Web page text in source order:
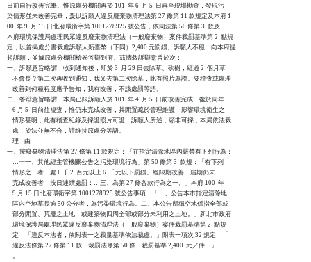
日前自行改善完畢。惟原處分機關再於 101  年 6  月 5  日再至現場勘查，發現污
染情形並未改善完畢，爰以訴願人違反廢棄物清理法第 27 條第 11 款規定及本府 1
00  年 9  月 15 日北府環衛字第 1001278925 號公告，依同法第 50 條第 3  款及
本府環境保護局處理民眾違反廢棄物清理法（一般廢棄物）案件裁罰基準第 2  點規
定，以首揭處分書裁處訴願人新臺幣（下同）2,400 元罰鍰。訴願人不服，向本府提
起訴願，並據原處分機關檢卷答辯到府。茲摘敘訴辯意旨於次：
一、訴願意旨略謂：收到通知後，即於 3  月 29 日去除草、砍樹，經過 2  個月草
    不會長？第二次再收到通知，我又去第二次除草，此有照片為證。要稽查或處理
    改善到何種程度應予告知，我有改善，不該處罰等語。
二、答辯意旨略謂：本局已限訴願人於 101  年 4  月 5  日前改善完成，復於同年
    6 月 5  日前往複查，惟仍未完成改善，其閒置疏於管理維護，影響環境衛生之
    情形甚明，此有稽查紀錄及採證照片可證，訴願人所述，顯非可採，本局依法裁
    處，於法並無不合，請維持原處分等語。
    理    由
一、按廢棄物清理法第 27 條第 11 款規定：「在指定清除地區內嚴禁有下列行為：
    …十一、其他經主管機關公告之污染環境行為」第 50 條第 3  款規：「有下列
    情形之一者，處 l  千 2  百元以上 6  千元以下罰鍰。經限期改善，屆期仍未
    完成改善者，按日連續處罰：…三、為第 27 條各款行為之一。」本府 100  年
    9 月 15 日北府環衛字第 1001278925 號公告事項：「一、公告本市指定清除地
    區內空地草長逾 50 公分者，為污染環境行為。二、本公告所稱空地係指全部或
    部分閒置、荒廢之土地，或建築物四周全部或部分未利用之土地。」新北市政府
    環境保護局處理民眾違反廢棄物清理法（一般廢棄物）案件裁罰基準第 2  點規
    定：「違反本法者，依附表一之裁量基準依法裁處。」附表一項次 32 規定：「
    違反法條第 27 條第 11 款…裁罰法條第 50 條…裁罰基準 2,400  元／件…」
    。